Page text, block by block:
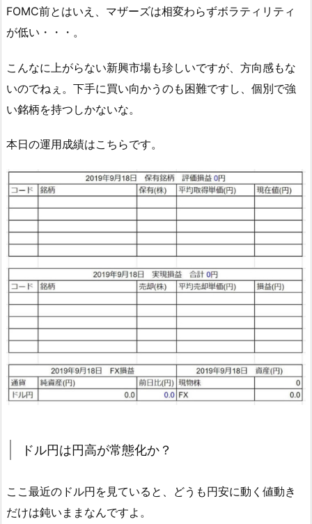
FOMC前とはいえ、マザーズは相変わらずボラティリティ
が低い・・・。
こんなに上がらない新興市場も珍しいですが、方向感もな
いのでねぇ。下手に買い向かうのも困難ですし、個別で強
い銘柄を持つしかないな。
本日の運用成績はこちらです。
ドル円は円高が常態化か？
ここ最近のドル円を見ていると、どうも円安に動く値動き
だけは鈍いままなんですよ。